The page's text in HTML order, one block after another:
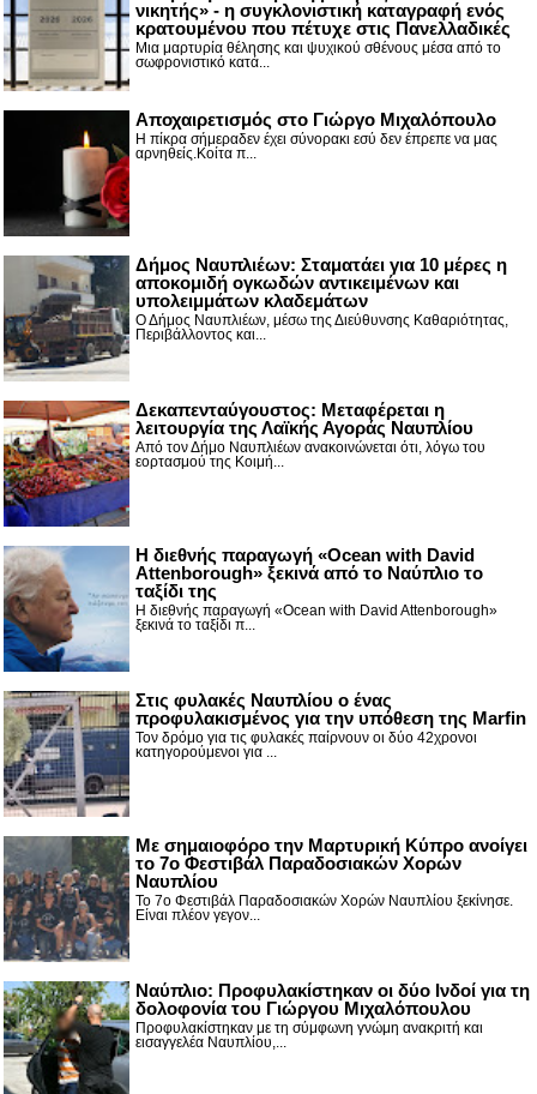
νικητής» - η συγκλονιστική καταγραφή ενός
κρατουμένου που πέτυχε στις Πανελλαδικές
Μια μαρτυρία θέλησης και ψυχικού σθένους μέσα από το
σωφρονιστικό κατά...
Αποχαιρετισμός στο Γιώργο Μιχαλόπουλο
Η πίκρα σήμεραδεν έχει σύνορακι εσύ δεν έπρεπε να μας
αρνηθείς.Κοίτα π...
Δήμος Ναυπλιέων: Σταματάει για 10 μέρες η
αποκομιδή ογκωδών αντικειμένων και
υπολειμμάτων κλαδεμάτων
Ο Δήμος Ναυπλιέων, μέσω της Διεύθυνσης Καθαριότητας,
Περιβάλλοντος και...
Δεκαπενταύγουστος: Μεταφέρεται η
λειτουργία της Λαϊκής Αγοράς Ναυπλίου
Από τον Δήμο Ναυπλιέων ανακοινώνεται ότι, λόγω του
εορτασμού της Κοιμή...
Η διεθνής παραγωγή «Ocean with David
Attenborough» ξεκινά από το Ναύπλιο το
ταξίδι της
Η διεθνής παραγωγή «Ocean with David Attenborough»
ξεκινά το ταξίδι π...
Στις φυλακές Ναυπλίου ο ένας
προφυλακισμένος για την υπόθεση της Marfin
Τον δρόμο για τις φυλακές παίρνουν οι δύο 42χρονοι
κατηγορούμενοι για ...
Με σημαιοφόρο την Μαρτυρική Κύπρο ανοίγει
το 7ο Φεστιβάλ Παραδοσιακών Χορών
Ναυπλίου
Το 7ο Φεστιβάλ Παραδοσιακών Χορών Ναυπλίου ξεκίνησε.
Είναι πλέον γεγον...
Ναύπλιο: Προφυλακίστηκαν οι δύο Ινδοί για τη
δολοφονία του Γιώργου Μιχαλόπουλου
Προφυλακίστηκαν με τη σύμφωνη γνώμη ανακριτή και
εισαγγελέα Ναυπλίου,...